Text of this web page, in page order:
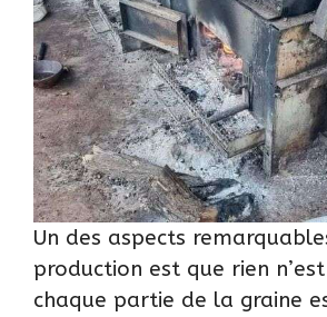
Un des aspects
production est que rien
chaque partie de la graine